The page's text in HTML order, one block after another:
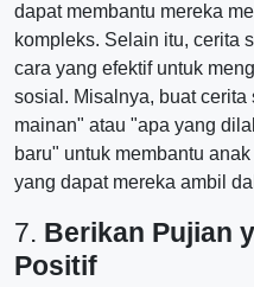
dapat membantu mereka
kompleks. Selain itu, cerita
cara yang efektif untuk
sosial. Misalnya, buat
mainan" atau "apa yang
baru" untuk membantu
yang dapat mereka ambil
7. Berikan Pujian
Positif